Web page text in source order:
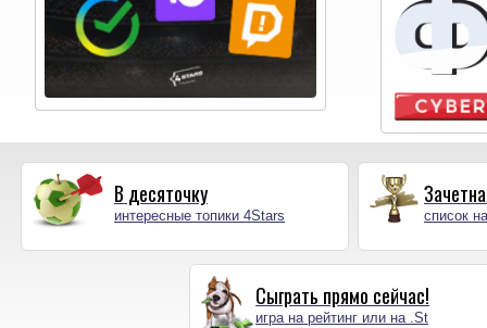
В десяточку
интересные топики 4Stars список
Сыграть прямо сейчас!
игра на рейтинг или на .St